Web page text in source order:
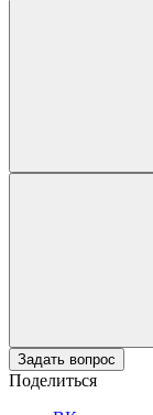
Задать вопрос
Поделиться